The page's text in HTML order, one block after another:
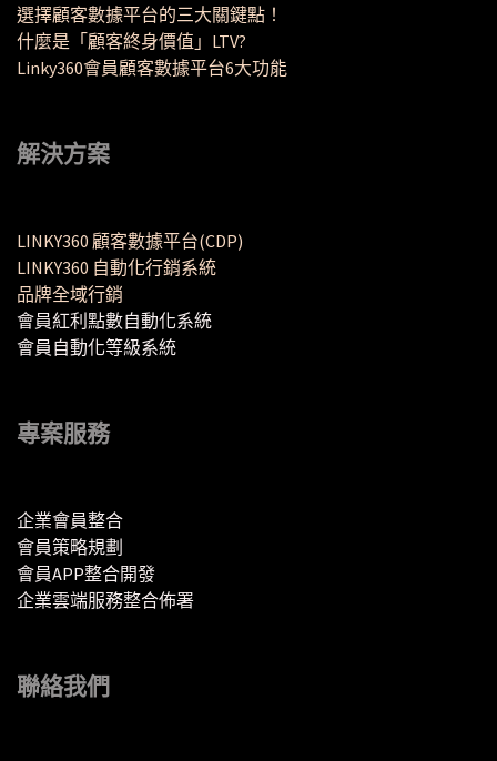
選擇顧客數據平台的三大關鍵點！
什麼是「顧客終身價值」LTV?
Linky360會員顧客數據平台6大功能
解決方案
LINKY360 顧客數據平台(CDP)
LINKY360 自動化行銷系統
品牌全域行銷
會員紅利點數自動化系統
會員自動化等級系統
專案服務
企業會員整合
會員策略規劃
會員APP整合開發
企業雲端服務整合佈署
聯絡我們